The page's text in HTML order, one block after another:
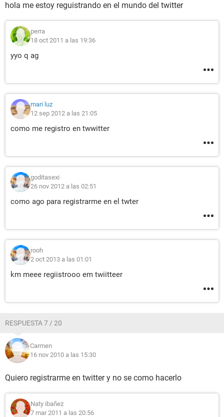
hola me estoy reguistrando en el mundo del twitter
perra
18 oct 2011 a las 19:36
yyo q ag
mari luz
12 sep 2012 a las 21:05
como me registro en twwitter
goditasexi
26 nov 2012 a las 02:51
como ago para registrarme en el twter
rooh
2 oct 2013 a las 01:01
km meee regiistrooo em twiitteer
RESPUESTA 7 / 20
Carmen
16 nov 2010 a las 15:30
Quiero registrarme en twitter y no se como hacerlo
Naty ibañez
7 mar 2011 a las 20:56